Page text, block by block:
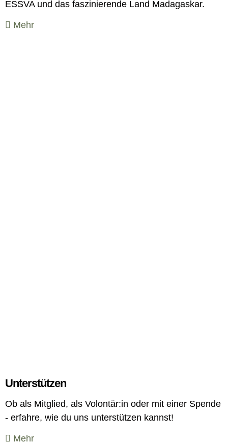
ESSVA und das faszinierende Land Madagaskar.
Mehr
Unterstützen
Ob als Mitglied, als Volontär:in oder mit einer Spende
- erfahre, wie du uns unterstützen kannst!
Mehr